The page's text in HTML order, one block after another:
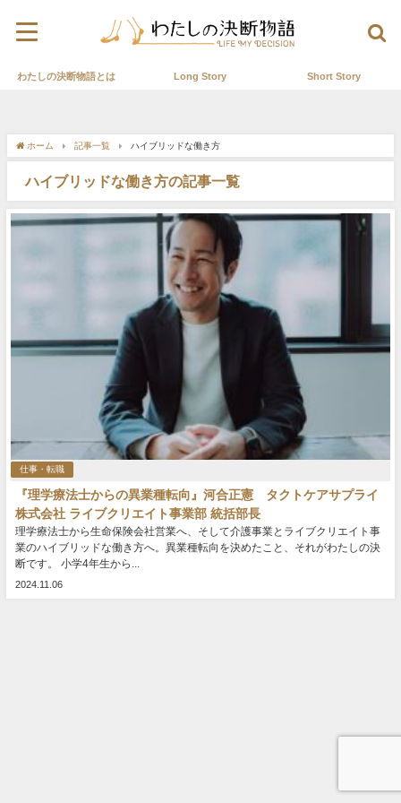
わたしの決断物語とは Long Story Short Story
ホーム 記事一覧 ハイブリッドな働き方
ハイブリッドな働き方の記事一覧
仕事・転職
『理学療法士からの異業種転向』河合正憲 タクトケアサプライ
株式会社 ライブクリエイト事業部 統括部長
理学療法士から生命保険会社営業へ、そして介護事業とライブクリエイト事
業のハイブリッドな働き方へ。異業種転向を決めたこと、それがわたしの決
断です。 小学4年生から...
2024.11.06